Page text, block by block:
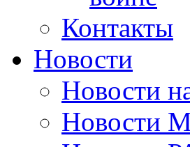
Контакты
Новости
Новости
Новости